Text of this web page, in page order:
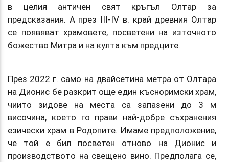
в целия античен свят кръгъл Олтар за
предсказания. А през ІІІ-ІV в. край древния Олтар
се появяват храмовете, посветени на източното
божество Митра и на култа към предците.
През 2022 г. само на двайсетина метра от Олтара
на Дионис бе разкрит още един късноримски храм,
чиито зидове на места са запазени до 3 м
височина, което го прави най-добре съхранения
езически храм в Родопите. Имаме предположение,
че той е бил посветен отново на Дионис и
производството на свещено вино. Предполага се,